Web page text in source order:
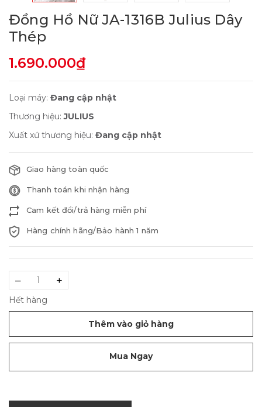
Đồng Hồ Nữ JA-1316B Julius Dây
Thép
1.690.000₫
Loại máy: Đang cập nhật
Thương hiệu:JULIUS
Xuất xứ thương hiệu: Đang cập nhật
Giao hàng toàn quốc
Thanh toán khi nhận hàng
Cam kết đổi/trả hàng miễn phí
Hàng chính hãng/Bảo hành 1 năm
– +
Hết hàng
Thêm vào giỏ hàng
Mua Ngay